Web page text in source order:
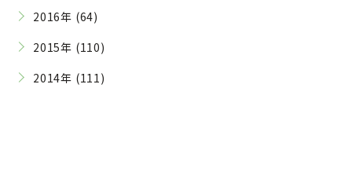
2016年 (64)
2015年 (110)
2014年 (111)